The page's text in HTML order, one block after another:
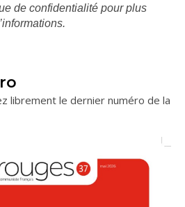
de confidentialité pour plus
librement le dernier numéro de la